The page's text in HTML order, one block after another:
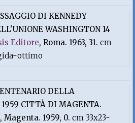
DI KENNEDY
WASHINGTON 14
Editore, Roma. 1963, 31.cm
ottimo
DELLA
CITTÀ DI MAGENTA.
, Magenta. 1959, 0.cm 33x23-